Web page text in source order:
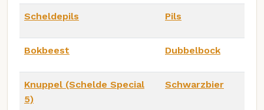
Scheldepils Pils
Bokbeest Dubbelbock
Knuppel (Schelde Special
5)
Schwarzbier